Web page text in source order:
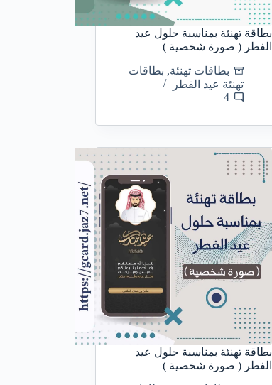
بطاقة تهنئة بمناسبة حلول عيد
الفطر ( صورة شخصية )
بطاقات تهنئة, بطاقات
تهنئة عيد الفطر
4
بطاقة تهنئة بمناسبة حلول عيد
الفطر ( صورة شخصية )